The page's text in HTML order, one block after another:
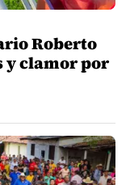
Roberto
y clamor por